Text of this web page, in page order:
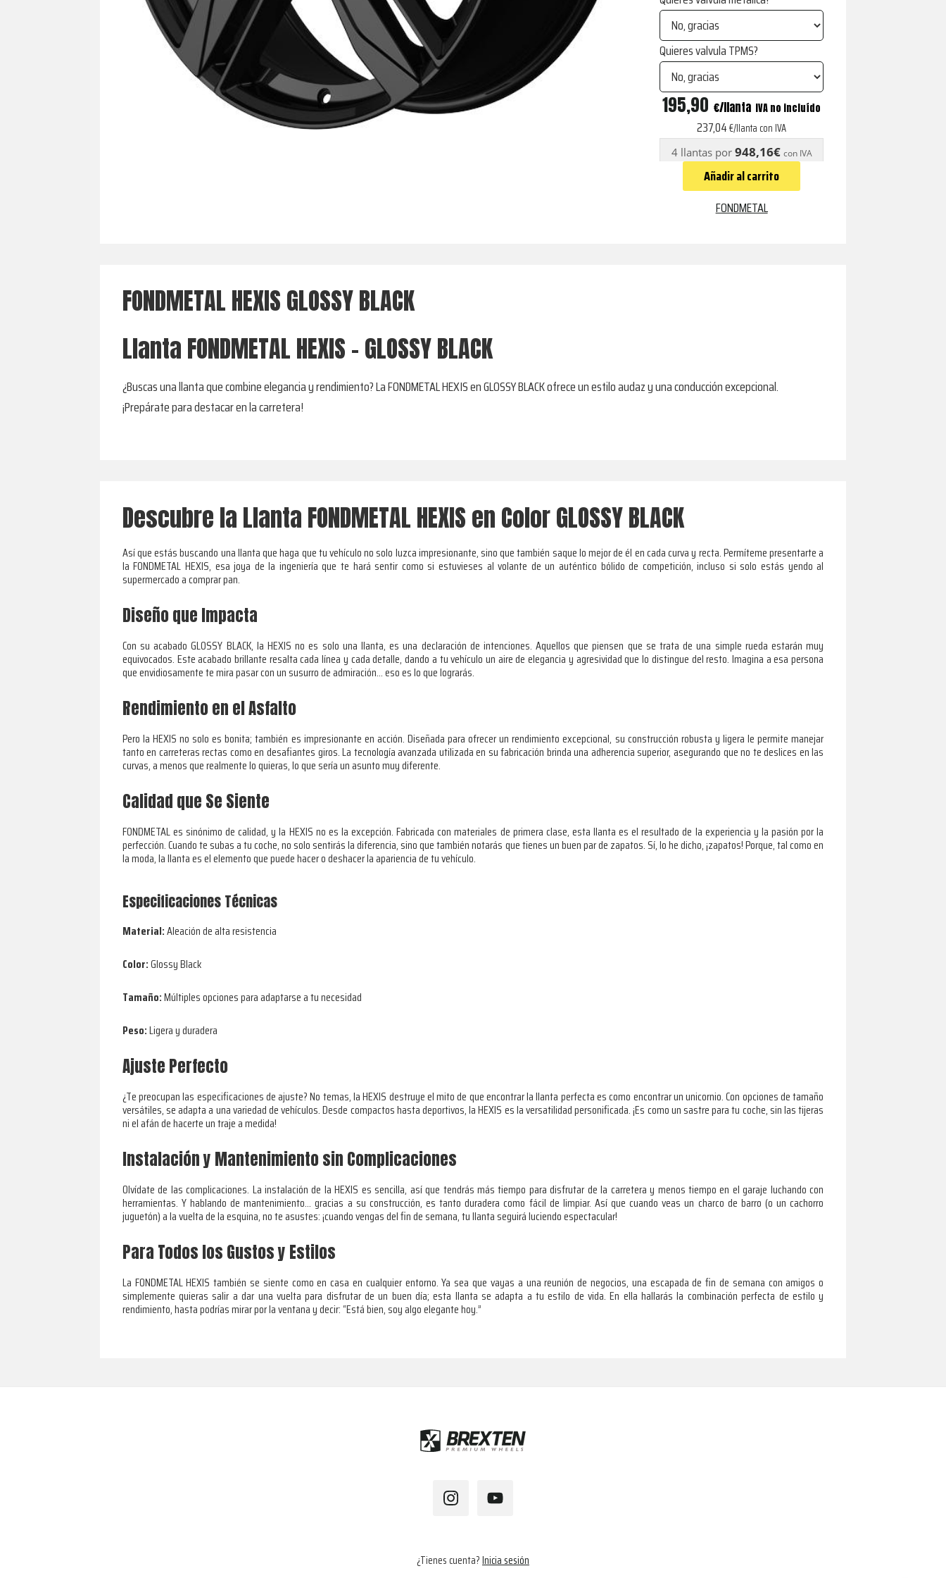
Quieres valvula TPMS?
HEXIS
BLACK
cantidad
195,90 € IVA no incluído
237,04€/llanta con IVA
4 llantas por 948,16€ con IVA
Añadir al carrito
FONDMETAL
FONDMETAL HEXIS GLOSSY BLACK
Llanta FONDMETAL HEXIS - GLOSSY BLACK
¿Buscas una llanta que combine elegancia y rendimiento? La FONDMETAL HEXIS en GLOSSY BLACK ofrece un estilo audaz y una conducción excepcional.
¡Prepárate para destacar en la carretera!
Descubre la Llanta FONDMETAL HEXIS en Color GLOSSY BLACK
Así que estás buscando una llanta que haga que tu vehículo no solo luzca impresionante, sino que también saque lo mejor de él en cada curva y recta. Permíteme presentarte a
la FONDMETAL HEXIS, esa joya de la ingeniería que te hará sentir como si estuvieses al volante de un auténtico bólido de competición, incluso si solo estás yendo al
supermercado a comprar pan.
Diseño que Impacta
Con su acabado GLOSSY BLACK, la HEXIS no es solo una llanta, es una declaración de intenciones. Aquellos que piensen que se trata de una simple rueda estarán muy
equivocados. Este acabado brillante resalta cada línea y cada detalle, dando a tu vehículo un aire de elegancia y agresividad que lo distingue del resto. Imagina a esa persona
que envidiosamente te mira pasar con un susurro de admiración… eso es lo que lograrás.
Rendimiento en el Asfalto
Pero la HEXIS no solo es bonita; también es impresionante en acción. Diseñada para ofrecer un rendimiento excepcional, su construcción robusta y ligera le permite manejar
tanto en carreteras rectas como en desafiantes giros. La tecnología avanzada utilizada en su fabricación brinda una adherencia superior, asegurando que no te deslices en las
curvas, a menos que realmente lo quieras, lo que sería un asunto muy diferente.
Calidad que Se Siente
FONDMETAL es sinónimo de calidad, y la HEXIS no es la excepción. Fabricada con materiales de primera clase, esta llanta es el resultado de la experiencia y la pasión por la
perfección. Cuando te subas a tu coche, no solo sentirás la diferencia, sino que también notarás que tienes un buen par de zapatos. Sí, lo he dicho, ¡zapatos! Porque, tal como en
la moda, la llanta es el elemento que puede hacer o deshacer la apariencia de tu vehículo.
Especificaciones Técnicas
Material:Aleación de alta resistencia
Color:Glossy Black
Tamaño:Múltiples opciones para adaptarse a tu necesidad
Peso:Ligera y duradera
Ajuste Perfecto
¿Te preocupan las especificaciones de ajuste? No temas, la HEXIS destruye el mito de que encontrar la llanta perfecta es como encontrar un unicornio. Con opciones de tamaño
versátiles, se adapta a una variedad de vehículos. Desde compactos hasta deportivos, la HEXIS es la versatilidad personificada. ¡Es como un sastre para tu coche, sin las tijeras
ni el afán de hacerte un traje a medida!
Instalación y Mantenimiento sin Complicaciones
Olvídate de las complicaciones. La instalación de la HEXIS es sencilla, así que tendrás más tiempo para disfrutar de la carretera y menos tiempo en el garaje luchando con
herramientas. Y hablando de mantenimiento… gracias a su construcción, es tanto duradera como fácil de limpiar. Así que cuando veas un charco de barro (o un cachorro
juguetón) a la vuelta de la esquina, no te asustes: ¡cuando vengas del fin de semana, tu llanta seguirá luciendo espectacular!
Para Todos los Gustos y Estilos
La FONDMETAL HEXIS también se siente como en casa en cualquier entorno. Ya sea que vayas a una reunión de negocios, una escapada de fin de semana con amigos o
simplemente quieras salir a dar una vuelta para disfrutar de un buen día; esta llanta se adapta a tu estilo de vida. En ella hallarás la combinación perfecta de estilo y
rendimiento, hasta podrías mirar por la ventana y decir: “Está bien, soy algo elegante hoy.”
¿Tienes cuenta?Inicia sesión